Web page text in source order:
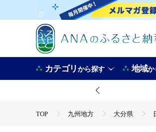
カテゴリから探す 地域か
TOP 九州地方 大分県